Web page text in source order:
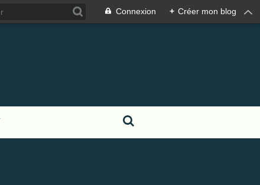
Connexion + Créer mon blog